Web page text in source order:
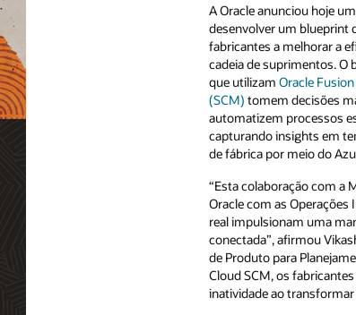
A Oracle anunciou hoje
desenvolver um blueprint
fabricantes a melhorar a
cadeia de suprimentos. O
que utilizam Oracle
(SCM) tomem decisões
automatizem processos
capturando insights em
de fábrica por meio do
“Esta colaboração com a
Oracle com as
real impulsionam uma
conectada”, afirmou
de Produto para
Cloud SCM, os
inatividade ao